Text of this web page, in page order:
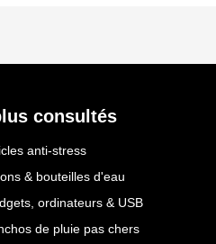
consultés
anti-stress
& bouteilles d'eau
ordinateurs & USB
de pluie pas chers